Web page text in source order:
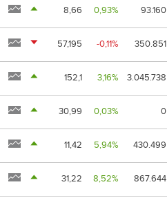
8,66 0,93% 93.160
57,195 -0,11% 350.851
152,1 3,16% 3.045.738
30,99 0,03% 0
11,42 5,94% 430.499
31,22 8,52% 867.644